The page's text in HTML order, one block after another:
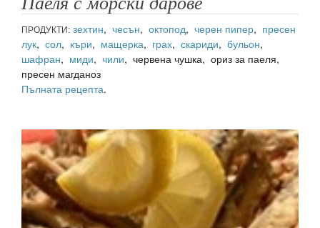
ПРОДУКТИ: зехтин, чесън, октопод, черен пипер, пресен
лук, сол, къри, мащерка, грах, скариди, бульон,
шафран, миди, чили, червена чушка, ориз за паеля,
пресен магданоз
Пълната рецепта.